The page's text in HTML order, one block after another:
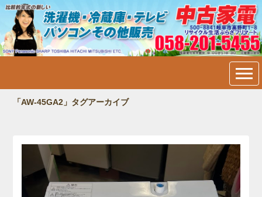
中古家電・洗濯機・冷蔵庫・
テレビ・パソコン販売＠岐阜
市内：フリマート
「AW-45GA2」タグアーカイブ